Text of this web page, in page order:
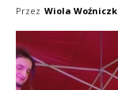
Przez Wiola